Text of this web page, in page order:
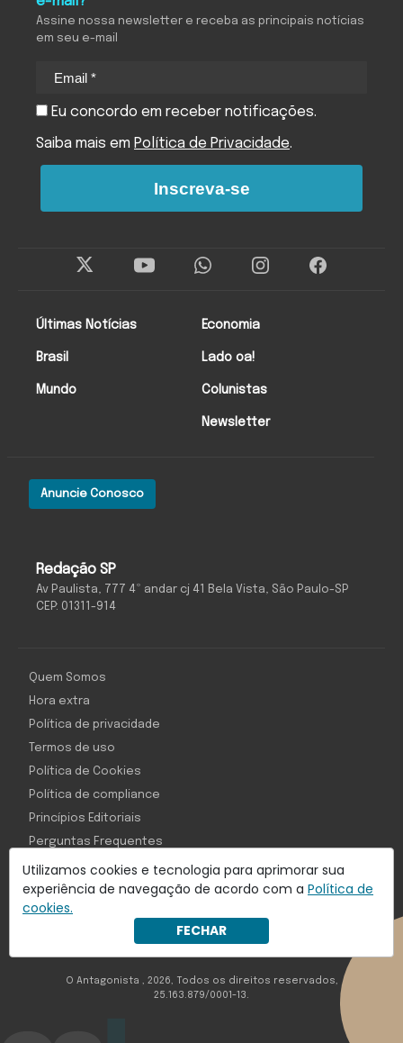
Utilizamos cookies e tecnologia para aprimorar sua
experiência de navegação de acordo com a Política de
cookies.
FECHAR
Redação SP
Av Paulista, 777 4º andar cj 41 Bela Vista, São Paulo-SP
CEP: 01311-914
Anuncie Conosco
Últimas Notícias
Brasil
Mundo
Economia
Lado oa!
Colunistas
Newsletter
Assine nossa newsletter e receba as principais notícias
em seu e-mail
Eu concordo em receber notificações.
Saiba mais em Política de Privacidade.
Inscreva-se
Com inteligência e tecnologia:
Object1ve - Marketing Solution
Quem Somos
Hora extra
Política de privacidade
Termos de uso
Política de Cookies
Política de compliance
Princípios Editoriais
Perguntas Frequentes
O Antagonista , 2026, Todos os direitos reservados,
25.163.879/0001-13.